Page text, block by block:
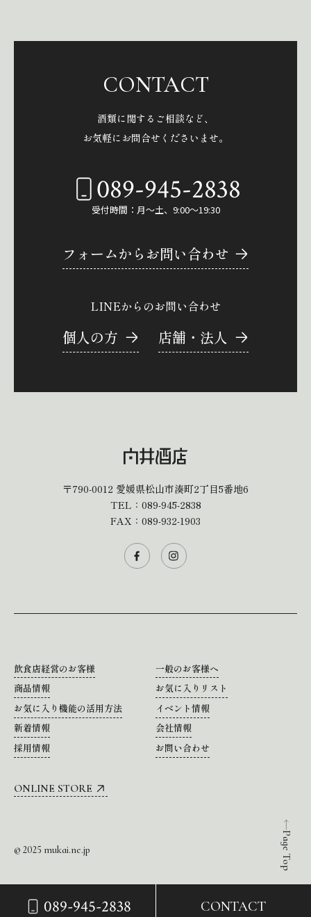
089-945-2838 CONTACT
Page Top
CONTACT
酒類に関するご相談など、
お気軽にお問合せくださいませ。
089-945-2838
受付時間：月～土、9:00～19:30
フォームからお問い合わせ
LINEからのお問い合わせ
個人の方 店舗・法人
〒790-0012 愛媛県松山市湊町2丁目5番地6
TEL： 089-945-2838
FAX：089-932-1903
飲食店経営のお客様
一般のお客様へ
商品情報
お気に入りリスト
お気に入り機能の活用方法
イベント情報
新着情報
会社情報
採用情報
お問い合わせ
ONLINE STORE
© 2025 mukai.ne.jp